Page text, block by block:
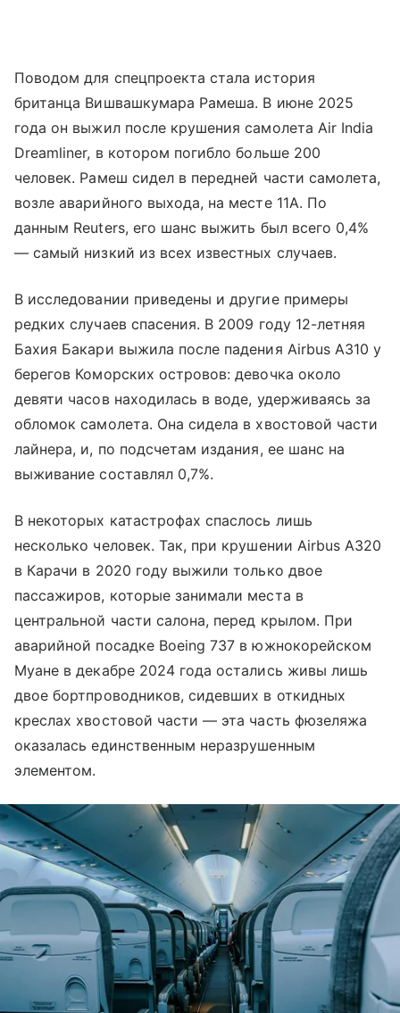
Поводом для спецпроекта стала история
британца Вишвашкумара Рамеша. В июне 2025
года он выжил после крушения самолета Air India
Dreamliner, в котором погибло больше 200
человек. Рамеш сидел в передней части самолета,
возле аварийного выхода, на месте 11А. По
данным Reuters, его шанс выжить был всего 0,4%
— самый низкий из всех известных случаев.
В исследовании приведены и другие примеры
редких случаев спасения. В 2009 году 12-летняя
Бахия Бакари выжила после падения Airbus A310 у
берегов Коморских островов: девочка около
девяти часов находилась в воде, удерживаясь за
обломок самолета. Она сидела в хвостовой части
лайнера, и, по подсчетам издания, ее шанс на
выживание составлял 0,7%.
В некоторых катастрофах спаслось лишь
несколько человек. Так, при крушении Airbus A320
в Карачи в 2020 году выжили только двое
пассажиров, которые занимали места в
центральной части салона, перед крылом. При
аварийной посадке Boeing 737 в южнокорейском
Муане в декабре 2024 года остались живы лишь
двое бортпроводников, сидевших в откидных
креслах хвостовой части — эта часть фюзеляжа
оказалась единственным неразрушенным
элементом.